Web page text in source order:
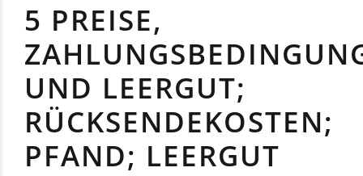
5 PREISE,
UND LEERGUT;
RÜCKSENDEKOSTEN;
PFAND; LEERGUT